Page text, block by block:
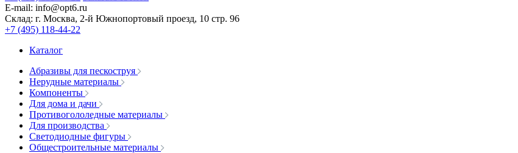
E-mail: info@opt6.ru
Склад: г. Москва, 2-й Южнопортовый проезд, 10 стр. 96
+7 (495) 118-44-22
Каталог
Абразивы для пескоструя
Нерудные материалы
Компоненты
Для дома и дачи
Противогололедные материалы
Для производства
Светодиодные фигуры
Общестроительные материалы